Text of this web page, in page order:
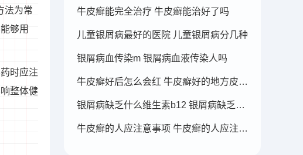
法为常
够用
时应注
整体健
牛皮癣能完全治疗 牛皮癣能治好了吗
儿童银屑病最好的医院 儿童银屑病分几种
银屑病血传染m 银屑病血液传染人吗
牛皮癣好后怎么会红 牛皮癣好的地方皮肤变红
银屑病缺乏什么维生素b12 银屑病缺乏什么维生素b12可以补充
牛皮癣的人应注意事项 牛皮癣的人应注意事项